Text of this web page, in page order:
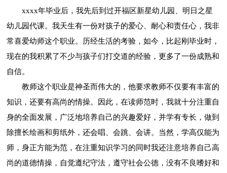
xxxx年毕业后，我先后到过开福区新星幼儿园、明日之星
幼儿园代课。我天生有一份对孩子的爱心、耐心和责任心，我非
常喜爱幼师这个职业。历经生活的考验，如今，比起刚毕业时，
现在的我积累了不少与孩子们打交道的经验，更多了一份成熟和
自信。
教师这个职业是神圣而伟大的，他要求教师不仅要有丰富的
知识，还要有高尚的情操。因此，在读师范时，我就十分注重自
身的全面发展，广泛地培养自己的兴趣爱好，并学有专长，做到
除擅长绘画和剪纸外，还会唱、会跳、会讲。当然，学高仅能为
师，身正方能为范，在注重知识学习的同时我还注意培养自己高
尚的道德情操，自觉遵纪守法，遵守社会公德，没有不良嗜好和